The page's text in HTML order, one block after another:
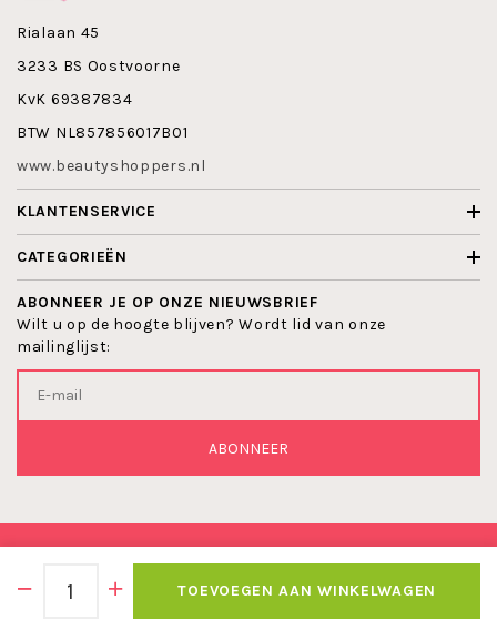
TOEVOEGEN AAN WINKELWAGEN
Rialaan 45
3233 BS Oostvoorne
KvK 69387834
BTW NL857856017B01
www.beautyshoppers.nl
KLANTENSERVICE
CATEGORIEËN
ABONNEER JE OP ONZE NIEUWSBRIEF
Wilt u op de hoogte blijven? Wordt lid van onze
mailinglijst:
ABONNEER